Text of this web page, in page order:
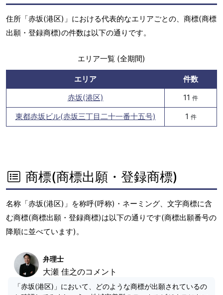
住所「赤坂(港区)」における代表的なエリアごとの、商標(商標
出願・登録商標)の件数は以下の通りです。
エリア一覧 (全期間)
エリア
件数
赤坂(港区)
11 件
東都赤坂ビル(赤坂三丁目二十一番十五号) 1 件
商標(商標出願・登録商標)
名称「赤坂(港区)」を称呼(呼称)・ネーミング、文字商標に含
む商標(商標出願・登録商標)は以下の通りです(商標出願番号の
降順に並べています)。
弁理士
大瀬 佳之のコメント
「赤坂(港区)」において、どのような商標が出願されているの